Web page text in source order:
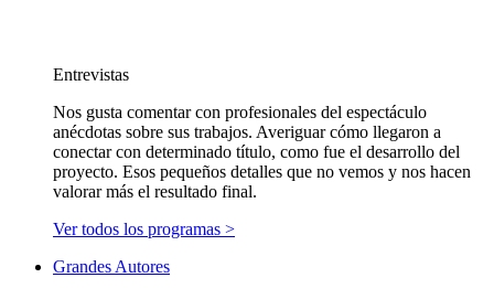
Entrevistas
Nos gusta comentar con profesionales del espectáculo
anécdotas sobre sus trabajos. Averiguar cómo llegaron a
conectar con determinado título, como fue el desarrollo del
proyecto. Esos pequeños detalles que no vemos y nos hacen
valorar más el resultado final.
Ver todos los programas >
Grandes Autores